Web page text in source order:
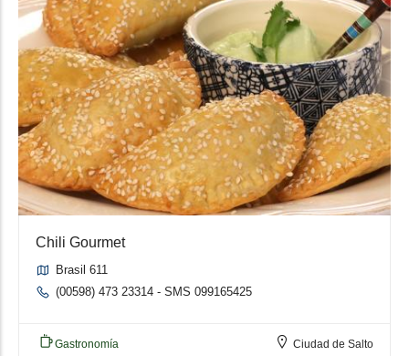
Chili Gourmet
Brasil 611
(00598) 473 23314 - SMS 099165425
Gastronomía Ciudad de Salto